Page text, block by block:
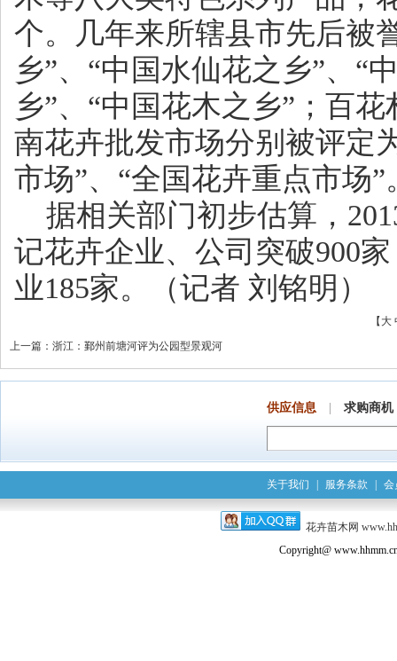
个。几年来所辖县市先后被
乡”、“中国水仙花之乡”、“
乡”、“中国花木之乡”；百
南花卉批发市场分别被评定
市场”、“全国花卉重点市场”
据相关部门初步估算，
记花卉企业、公司突破900
业185家。（记者 刘铭明）
【 大
上一篇 ： 浙江：鄞州前塘河评为公园型景观河
供应信息 求购商机
关于我们 服务条款 会
花卉苗木网
Copyright@